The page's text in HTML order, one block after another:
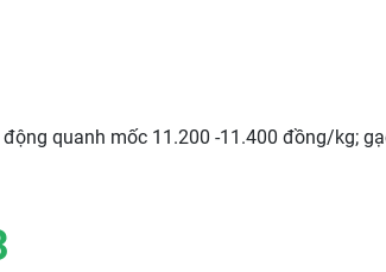
quanh mốc 11.200 -11.400 đồng/kg;